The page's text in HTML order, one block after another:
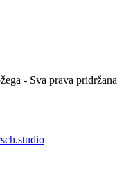
- Sva prava pridržana